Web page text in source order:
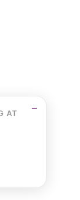
−
AT